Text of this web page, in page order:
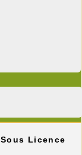
Sous Licence